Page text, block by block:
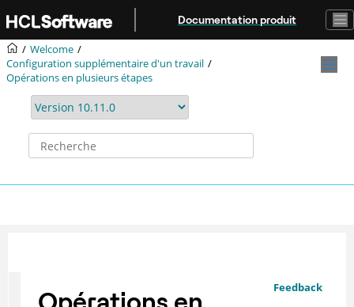
Aller au contenu principal
Documentation produit
Welcome
Configuration supplémentaire d'un travail
Opérations en plusieurs étapes
Feedback